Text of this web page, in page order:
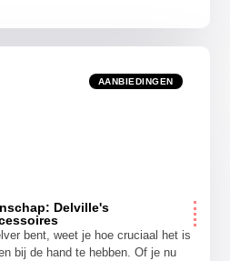
AANBIEDINGEN
Delville's
bent, weet je hoe cruciaal het is
bij de hand te hebben. Of je nu